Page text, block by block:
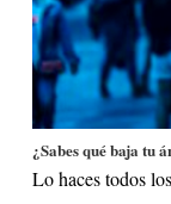
¿Sabes qué baja tu
Lo haces todos